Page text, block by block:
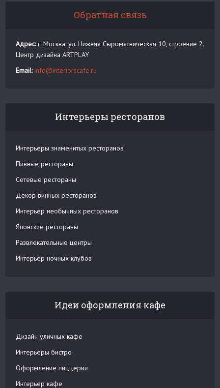
Обратная связь
Адрес:г. Москва, ул. Нижняя Сыромятническая 10, строение 2.
Центр дизайна ARTPLAY
Email: info@interiorscafe.ru
Интерьеры ресторанов
Интерьеры знаменитых ресторанов
Пивные рестораны
Сетевые рестораны
Декор винных ресторанов
Интерьер необычных ресторанов
Японские рестораны
Развлекательные центры
Интерьер ночных клубов
Идеи оформления кафе
Дизайн уличных кафе
Интерьеры бистро
Оформление пиццерии
Интерьер кафе